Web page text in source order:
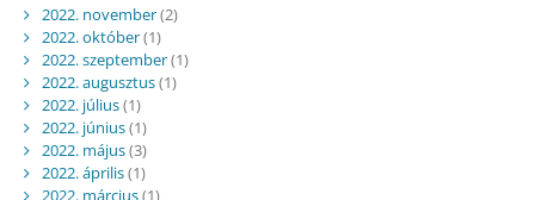
2022. november(2)
2022. október(1)
2022. szeptember(1)
2022. augusztus(1)
2022. július(1)
2022. június(1)
2022. május(3)
2022. április(1)
2022. március(1)